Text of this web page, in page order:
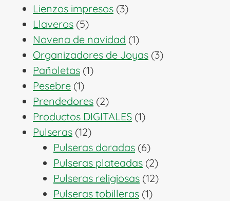
Lienzos impresos 33
Llaveros 55
productos
Novena de navidad 11
producto
Organizadores de Joyas 33
Pañoletas 11
Pesebre 11
producto
Prendedores 22
productos
Productos DIGITALES 11
Pulseras 1212
productos
Pulseras doradas 66
productos
Pulseras plateadas 22
productos
Pulseras religiosas 1212
Pulseras tobilleras 11